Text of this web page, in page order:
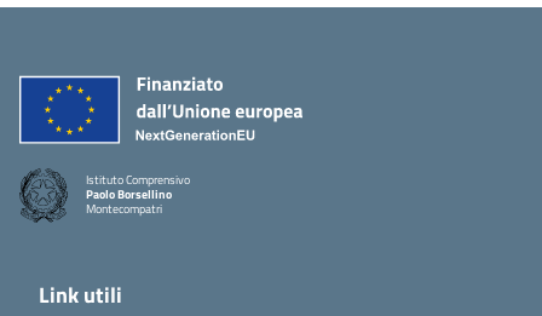
Istituto Comprensivo
Paolo Borsellino
Montecompatri
Link utili